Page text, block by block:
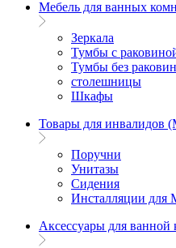
Мебель для ванных
Зеркала
Тумбы с
Тумбы без
столешницы
Шкафы
Товары для инвалидов
Поручни
Унитазы
Сидения
Инсталляции
Аксессуары для ванной